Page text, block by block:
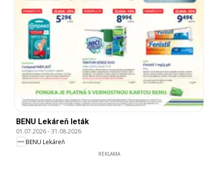
BENU Lekáreň leták
01.07.2026-31.08.2026
BENU Lekáreň
REKLAMA